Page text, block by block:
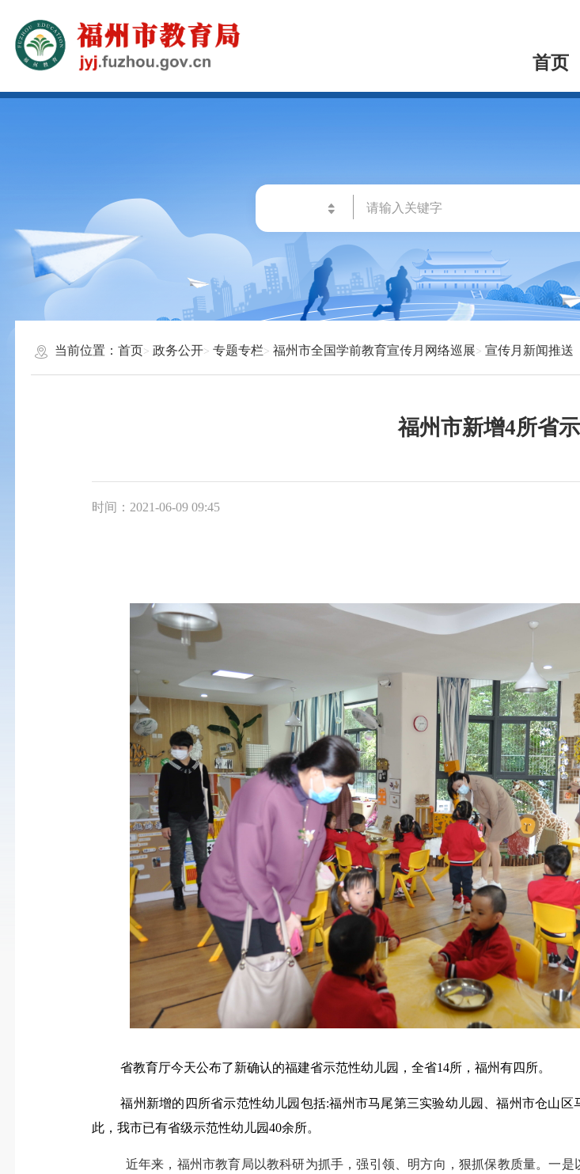
首页
当前位置：首页 政务公开 专题专栏 福州市全国学前教育宣传月网络巡展 宣传月新闻推送
福州市新增4所省
时间：2021-06-09 09:45
省教育厅今天公布了新确认的福建省示范性幼儿园，全省14所，福州有四所。
福州新增的四所省示范性幼儿园包括:福州市马尾第三实验幼儿园、福州市仓山区
此，我市已有省级示范性幼儿园40余所。
近年来，福州市教育局以教科研为抓手，强引领、明方向，狠抓保教质量。一